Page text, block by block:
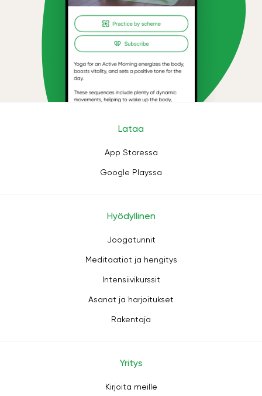
Lataa
App Storessa
Google Playssa
Hyödyllinen
Joogatunnit
Meditaatiot ja hengitys
Intensiivikurssit
Asanat ja harjoitukset
Rakentaja
Yritys
Kirjoita meille